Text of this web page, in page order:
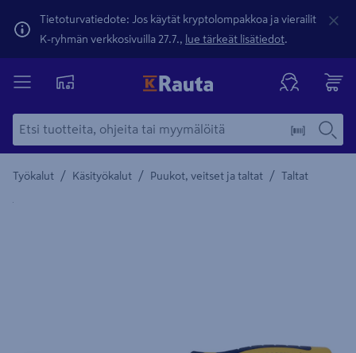
Tietoturvatiedote: Jos käytät kryptolompakkoa ja vierailit
K-ryhmän verkkosivuilla 27.7., lue tärkeät lisätiedot.
Työkalut / Käsityökalut / Puukot, veitset ja taltat / Taltat
Yksityiskohtainen kuvaus löytyy Tuotteen kuvaus -